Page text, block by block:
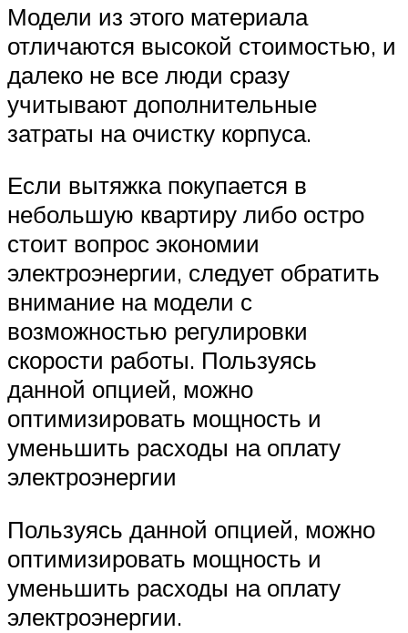
Модели из этого материала
отличаются высокой стоимостью, и
далеко не все люди сразу
учитывают дополнительные
затраты на очистку корпуса.
Если вытяжка покупается в
небольшую квартиру либо остро
стоит вопрос экономии
электроэнергии, следует обратить
внимание на модели с
возможностью регулировки
скорости работы. Пользуясь
данной опцией, можно
оптимизировать мощность и
уменьшить расходы на оплату
электроэнергии
Пользуясь данной опцией, можно
оптимизировать мощность и
уменьшить расходы на оплату
электроэнергии.